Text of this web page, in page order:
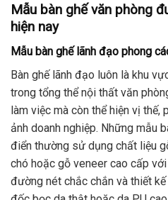
Mẫu bàn ghế văn phòng
hiện nay
Mẫu bàn ghế lãnh đạo phong
Bàn ghế lãnh đạo luôn là khu
trong tổng thể nội thất văn
làm việc mà còn thể hiện vị thế,
ảnh doanh nghiệp. Những mẫu
điển thường sử dụng chất liệu
chó hoặc gỗ veneer cao cấp
đường nét chắc chắn và thiết